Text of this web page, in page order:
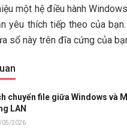
một hệ điều hành
yêu thích tiếp theo của bạn.
sổ này trên đĩa cứng của
chuyển file giữa Windows và
LAN
05/2026